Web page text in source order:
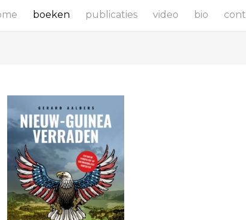
boeken publicaties video bio